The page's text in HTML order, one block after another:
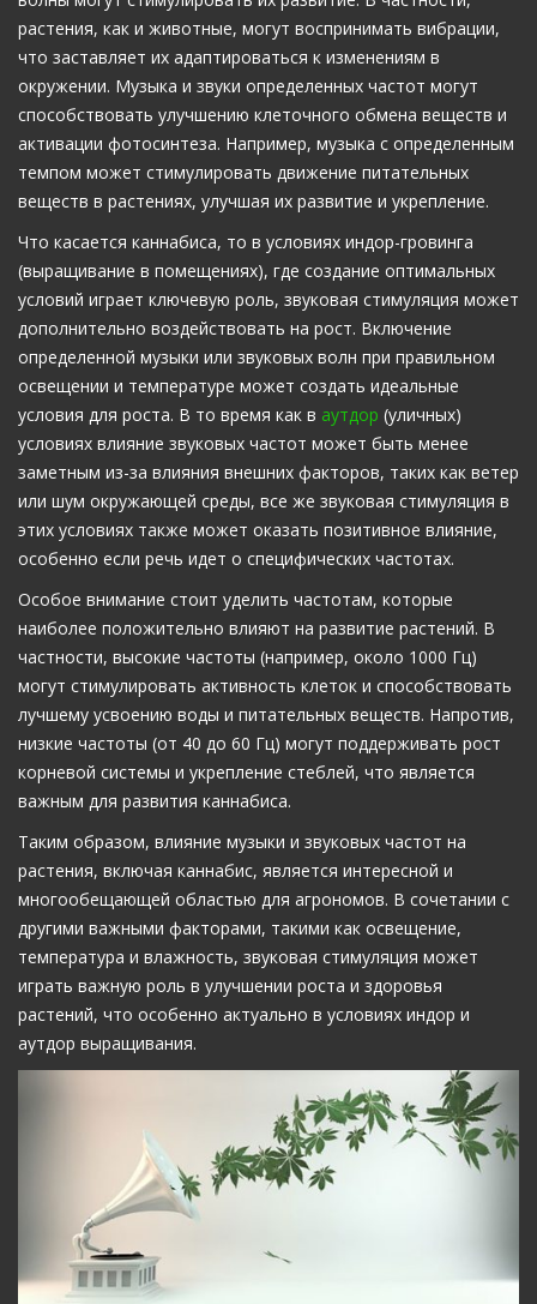
растения, как и животные, могут воспринимать вибрации,
что заставляет их адаптироваться к изменениям в
окружении. Музыка и звуки определенных частот могут
способствовать улучшению клеточного обмена веществ и
активации фотосинтеза. Например, музыка с определенным
темпом может стимулировать движение питательных
веществ в растениях, улучшая их развитие и укрепление.
Что касается каннабиса, то в условиях индор-гровинга
(выращивание в помещениях), где создание оптимальных
условий играет ключевую роль, звуковая стимуляция может
дополнительно воздействовать на рост. Включение
определенной музыки или звуковых волн при правильном
освещении и температуре может создать идеальные
условия для роста. В то время как в аутдор (уличных)
условиях влияние звуковых частот может быть менее
заметным из-за влияния внешних факторов, таких как ветер
или шум окружающей среды, все же звуковая стимуляция в
этих условиях также может оказать позитивное влияние,
особенно если речь идет о специфических частотах.
Особое внимание стоит уделить частотам, которые
наиболее положительно влияют на развитие растений. В
частности, высокие частоты (например, около 1000 Гц)
могут стимулировать активность клеток и способствовать
лучшему усвоению воды и питательных веществ. Напротив,
низкие частоты (от 40 до 60 Гц) могут поддерживать рост
корневой системы и укрепление стеблей, что является
важным для развития каннабиса.
Таким образом, влияние музыки и звуковых частот на
растения, включая каннабис, является интересной и
многообещающей областью для агрономов. В сочетании с
другими важными факторами, такими как освещение,
температура и влажность, звуковая стимуляция может
играть важную роль в улучшении роста и здоровья
растений, что особенно актуально в условиях индор и
аутдор выращивания.